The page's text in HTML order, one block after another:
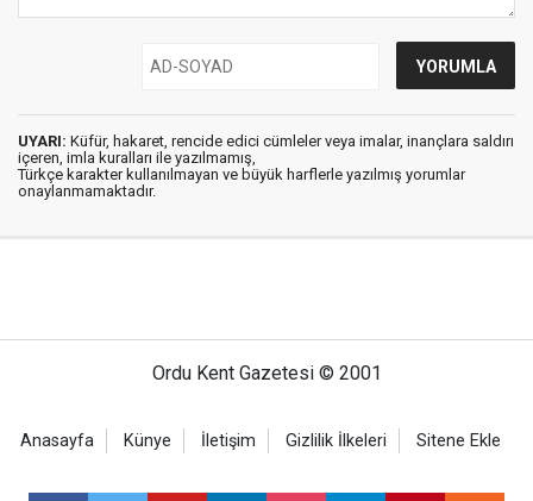
UYARI: Küfür, hakaret, rencide edici cümleler veya imalar, inançlara saldırı
içeren, imla kuralları ile yazılmamış,
Türkçe karakter kullanılmayan ve büyük harflerle yazılmış yorumlar
onaylanmamaktadır.
Ordu Kent Gazetesi © 2001
Anasayfa Künye İletişim Gizlilik İlkeleri Sitene Ekle